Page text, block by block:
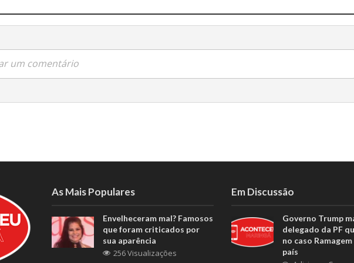
um comentário
As Mais Populares
Envelheceram mal? Famosos
que foram criticados por
sua aparência
256 Visualizações
Em Discussão
Governo Trump
delegado da PF
no caso
país